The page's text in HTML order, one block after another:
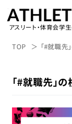
アスリート・体育会学
TOP 「#就職先
「#就職先」
トップ
桑田真澄の